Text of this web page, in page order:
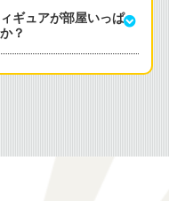
ギュアが部屋いっぱ
？